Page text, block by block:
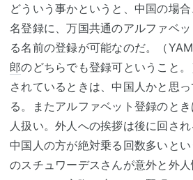
どういう事かというと、中国の場
名登録に、万国共通のアルファベ
る名前の登録が可能なのだ。（
郎のどちらでも登録可ということ
されているときは、中国人かと思
る。またアルファベット登録のと
人扱い。外人への挨拶は後に回さ
中国人の方が絶対乗る回数多いと
のスチュワーデスさんが意外と外